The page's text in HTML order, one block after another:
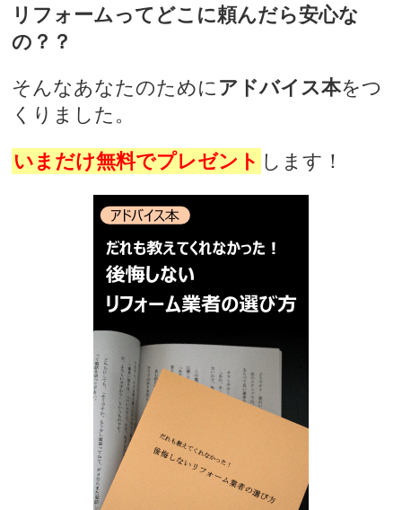
リフォームってどこに頼んだら安心な
の？？
そんなあなたのために アドバイス本をつ
くりました。
いまだけ無料でプレゼント します！